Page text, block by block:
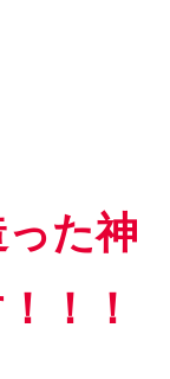
た神
！！